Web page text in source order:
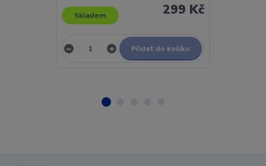
299 Kč
Skladem
Přidat do košíku